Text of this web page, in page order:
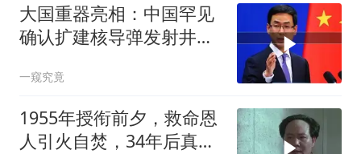
大国重器亮相：中国罕见
确认扩建核导弹发射井铸
一窥究竟
1955年授衔前夕，救命恩
人引火自焚，34年后真相